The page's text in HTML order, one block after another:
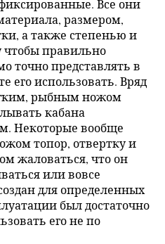
Все они
размером,
а также степенью и
чтобы правильно
точно представлять в
его использовать. Вряд
рыбным ножом
кабана
Некоторые вообще
топор, отвертку и
жаловаться, что он
или вовсе
для определенных
был достаточно
его не по